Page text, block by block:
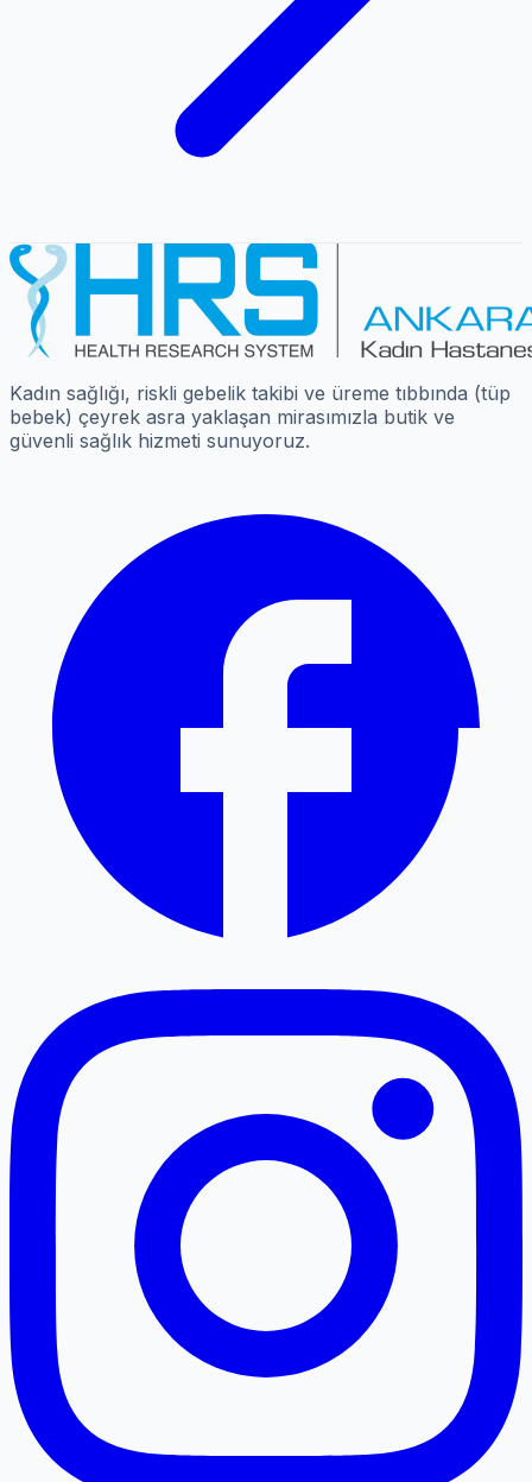
Kadın sağlığı, riskli gebelik takibi ve üreme tıbbında (tüp
bebek) çeyrek asra yaklaşan mirasımızla butik ve
güvenli sağlık hizmeti sunuyoruz.